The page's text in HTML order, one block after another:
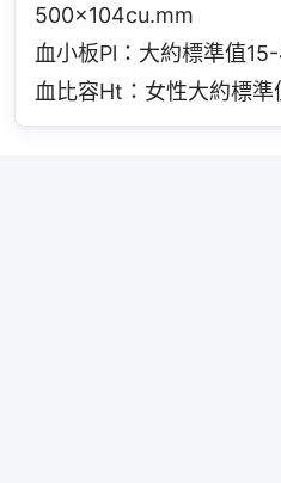
500×104cu.mm
血小板Pl：大約標準值
血比容Ht：女性大約標